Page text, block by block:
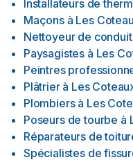
Installateurs de
Maçons à Les
Nettoyeur de
Paysagistes à Les
Peintres
Plâtrier à Les
Plombiers à Les
Poseurs de tourbe à
Réparateurs de
Spécialistes de